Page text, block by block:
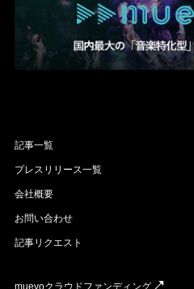
記事一覧
プレスリリース一覧
会社概要
お問い合わせ
記事リクエスト